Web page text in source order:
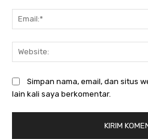
Simpan nama, email, dan situs
lain kali saya berkomentar.